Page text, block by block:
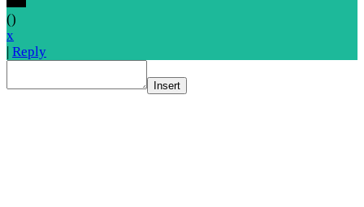
()
x
Reply
Insert